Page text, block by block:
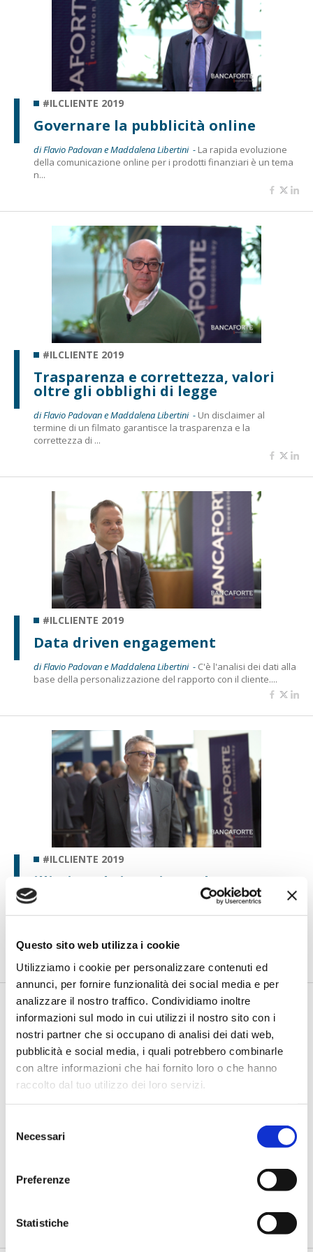
Questo sito web utilizza i cookie
Utilizziamo i cookie per personalizzare contenuti ed
annunci, per fornire funzionalità dei social media e per
analizzare il nostro traffico. Condividiamo inoltre
informazioni sul modo in cui utilizzi il nostro sito con i
nostri partner che si occupano di analisi dei dati web,
pubblicità e social media, i quali potrebbero combinarle
con altre informazioni che hai fornito loro o che hanno
raccolto dal tuo utilizzo dei loro servizi.
delNecessari
Preferenze
Statistiche
#ILCLIENTE 2019
Governare la pubblicità online
di Flavio Padovan e Maddalena Libertini - La rapida evoluzione
della comunicazione online per i prodotti finanziari è un tema
n...
#ILCLIENTE 2019
Trasparenza e correttezza, valori
oltre gli obblighi di legge
di Flavio Padovan e Maddalena Libertini - Un disclaimer al
termine di un filmato garantisce la trasparenza e la
correttezza di ...
#ILCLIENTE 2019
Data driven engagement
di Flavio Padovan e Maddalena Libertini - C'è l'analisi dei dati alla
base della personalizzazione del rapporto con il cliente....
#ILCLIENTE 2019
illimity, al via a giugno la nuova
banca online "open banking by
all'open banking la nuova banca digitale che illimity lancerà a...
Aspettative, un'asticella fissata
di Flavio Padovan e Maddalena Libertini -
Il mercato bancario e